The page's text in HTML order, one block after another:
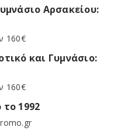
Αρσακείου:
160€
και Γυμνάσιο:
160€
1992